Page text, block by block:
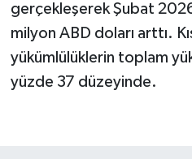
gerçekleşerek Şubat
milyon ABD doları arttı.
yükümlülüklerin toplam
yüzde 37 düzeyinde.